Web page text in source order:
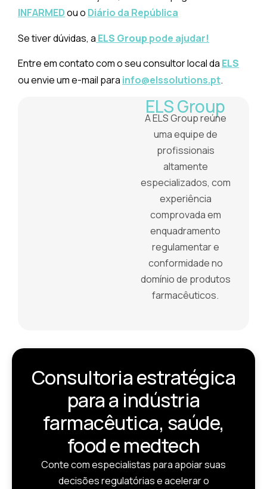
INFARMEDou o Diário da República
Se tiver dúvidas, a ELS Grouppode ajudar!
Entre em contato com o seu consultor local da ELS
ou envie um e-mail para info@elssolutions.pt.
ELS Group
A ELS Group reúne
uma equipe de
profissionais
altamente
especializados, com
experiência
comprovada em
enquadramento
regulamentar e
conformidade no
domínio de produtos
farmacêuticos.
Consultoria estratégica
para a indústria
farmacêutica, saúde,
food e medtech
Conte com especialistas para apoiar suas
decisões regulatórias e acelerar o